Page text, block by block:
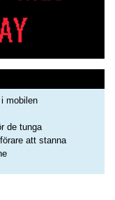
mobilen
de tunga
att stanna